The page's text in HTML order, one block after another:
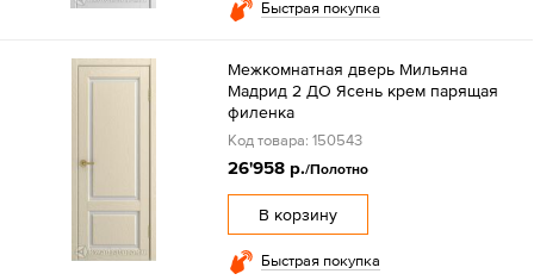
Быстрая покупка
Межкомнатная дверь Мильяна
Мадрид 2 ДО Ясень крем парящая
филенка
Код товара: 150543
26'958 р./Полотно
В корзину
Быстрая покупка